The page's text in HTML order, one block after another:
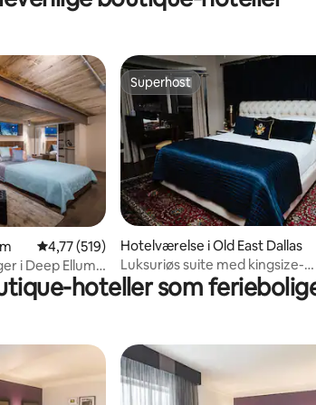
5 omtaler
4,77 ud af 5 i gennemsnitlig bedømmelse,
4,77 (519)
i Deep Ellum
Superhost
Superhost
Hotelværelse i Old East Dallas
Luksuriøs suite med kingsize-
dobbeltseng i historisk Dallas
hoteller som